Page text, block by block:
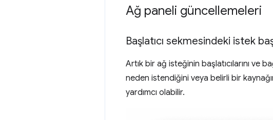
Ağ paneli güncellemeleri
Başlatıcı sekmesindeki istek
Artık bir ağ isteğinin başlatıcılarını ve
neden istendiğini veya belirli bir
yardımcı olabilir.